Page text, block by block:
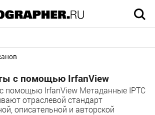
с помощью IrfanView
помощью IrfanView Метаданные IPTC
отраслевой стандарт
описательной и авторской